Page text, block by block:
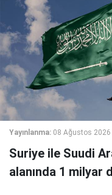
Yayınlanma: 08 Ağustos
Suriye ile Suudi
alanında 1 milyar